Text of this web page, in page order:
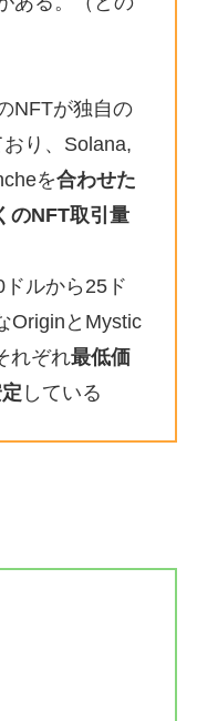
NFTが独自の
り、Solana,
を合わせた
のNFT取引量
ドルから25ド
OriginとMystic
れぞれ最低価
している